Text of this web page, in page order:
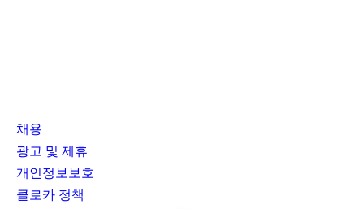
채용
광고 및 제휴
개인정보보호
클로카 정책